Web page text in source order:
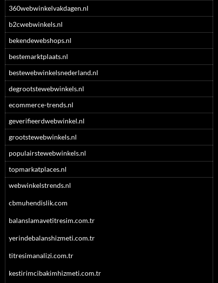
360webwinkelvakdagen.nl
b2cwebwinkels.nl
bekendewebshops.nl
bestemarktplaats.nl
bestewebwinkelsnederland.nl
degrootstewebwinkels.nl
ecommerce-trends.nl
geverifieerdwebwinkel.nl
grootstewebwinkels.nl
populairstewebwinkels.nl
topmarkatplaces.nl
webwinkelstrends.nl
cbmuhendislik.com
balanslamavetitresim.com.tr
yerindebalanshizmeti.com.tr
titresimanalizi.com.tr
kestirimcibakimhizmeti.com.tr